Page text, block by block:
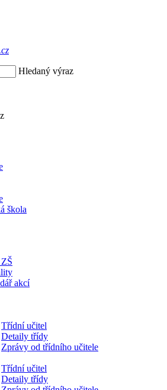
Hledaný výraz
škola
akcí
Třídní učitel
Detaily třídy
Zprávy od třídního učitele
Třídní učitel
Detaily třídy